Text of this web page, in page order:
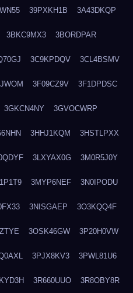
39PXKH1B 3A43DKQP
3BKC9MX3 3BORDPAR
3C9KPDQV 3CL4BSMV
3F09CZ9V 3F1DPDSC
3GKCN4NY 3GVOCWRP
3HHJ1KQM 3HSTLPXX
3LXYAX0G 3M0R5J0Y
3MYP6NEF 3N0IPODU
3NISGAEP 3O3KQQ4F
3OSK46GW 3P20H0VW
3PJX8KV3 3PWL81U6
3R660UUO 3R8OBY8R